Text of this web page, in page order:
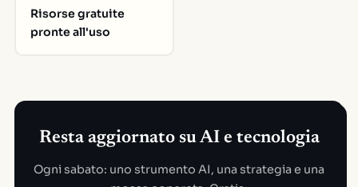
Risorse gratuite
pronte all'uso
Resta aggiornato su AI e tecnologia
Ogni sabato: uno strumento AI, una strategia e una